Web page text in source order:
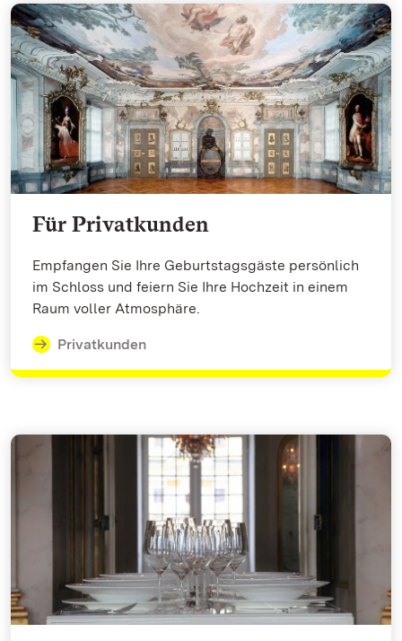
Für Privatkunden
Empfangen Sie Ihre Geburtstagsgäste persönlich
im Schloss und feiern Sie Ihre Hochzeit in einem
Raum voller Atmosphäre.
Privatkunden